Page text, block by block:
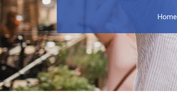
Home